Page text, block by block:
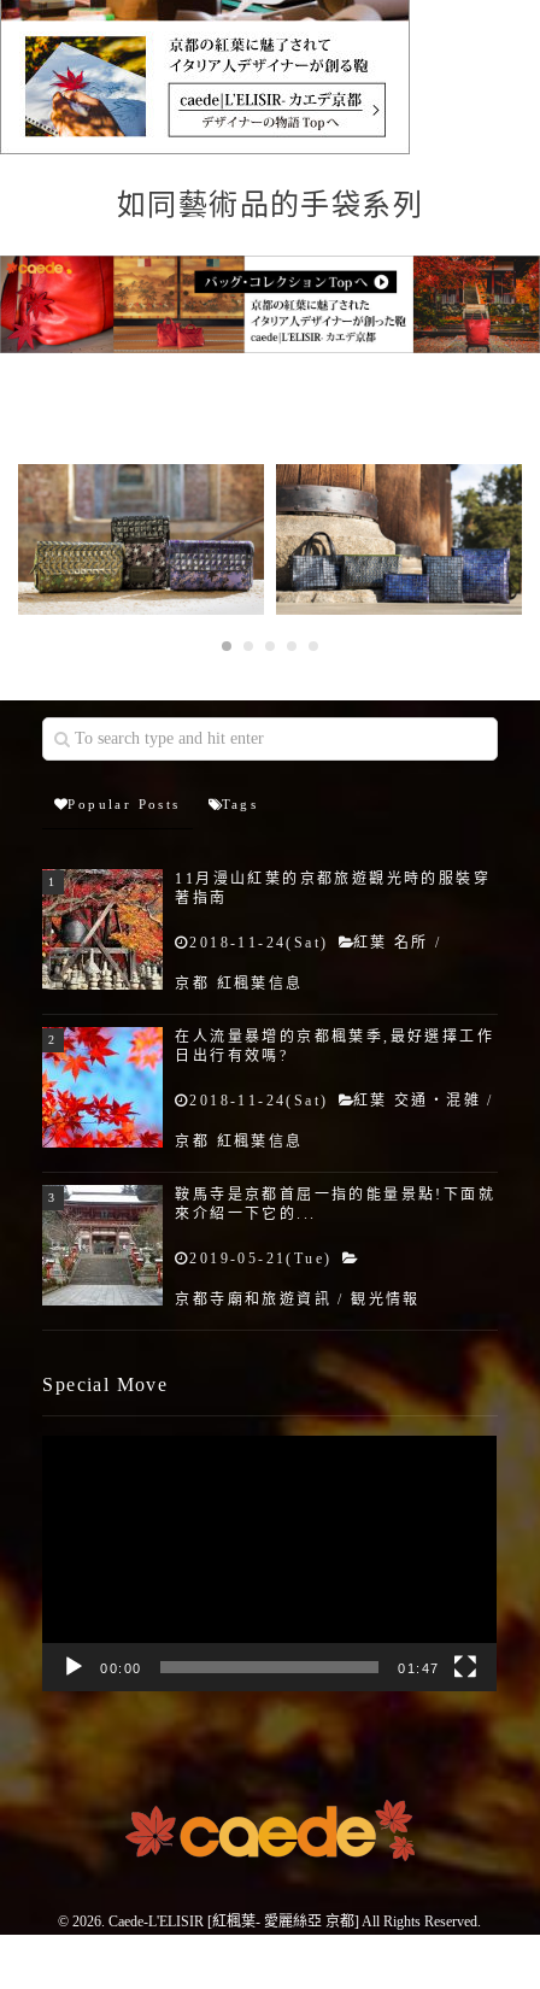
如同藝術品的手袋系列
Popular Posts Tags
11月漫山紅葉的京都旅遊觀光時的服裝穿
著指南
2018-11-24(Sat) 紅葉 名所 /
京都 紅楓葉信息
在人流量暴增的京都楓葉季,最好選擇工作
日出行有效嗎?
2018-11-24(Sat) 紅葉 交通・混雑 /
京都 紅楓葉信息
鞍馬寺是京都首屈一指的能量景點!下面就
來介紹一下它的...
2019-05-21(Tue)
京都寺廟和旅遊資訊 /観光情報
Special Move
00:00 01:47
© 2026. Caede-L'ELISIR [紅楓葉- 愛麗絲亞 京都] All Rights Reserved.